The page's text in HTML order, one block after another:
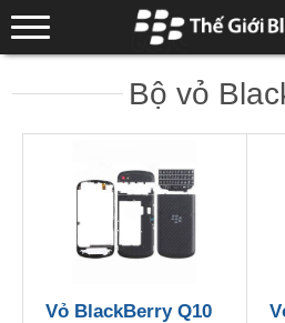
Bộ vỏ
Vỏ BlackBerry Q10